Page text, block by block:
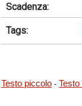
Scadenza:
Tags:
Testo piccolo - Testo